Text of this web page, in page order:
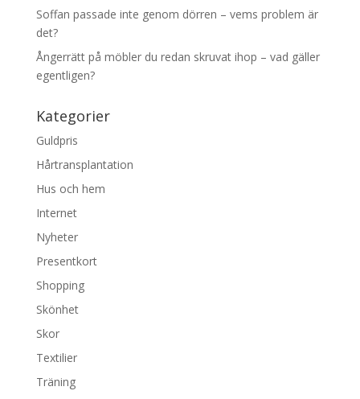
Soffan passade inte genom dörren – vems problem är
det?
Ångerrätt på möbler du redan skruvat ihop – vad gäller
egentligen?
Kategorier
Guldpris
Hårtransplantation
Hus och hem
Internet
Nyheter
Presentkort
Shopping
Skönhet
Skor
Textilier
Träning